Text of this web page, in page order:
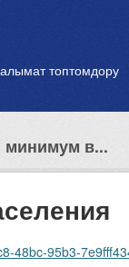
топтомдору
в...
48bc-95b3-